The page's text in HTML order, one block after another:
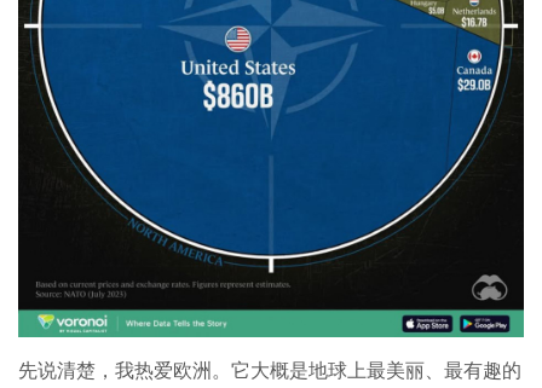
先说清楚，我热爱欧洲。它大概是地球上最美丽、最有趣的